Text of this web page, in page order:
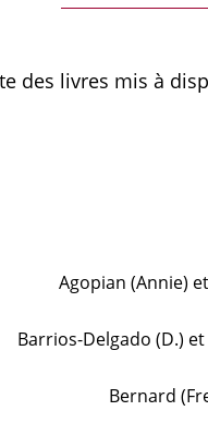
des livres mis à
Agopian (Annie)
Barrios-Delgado (D.)
Bernard